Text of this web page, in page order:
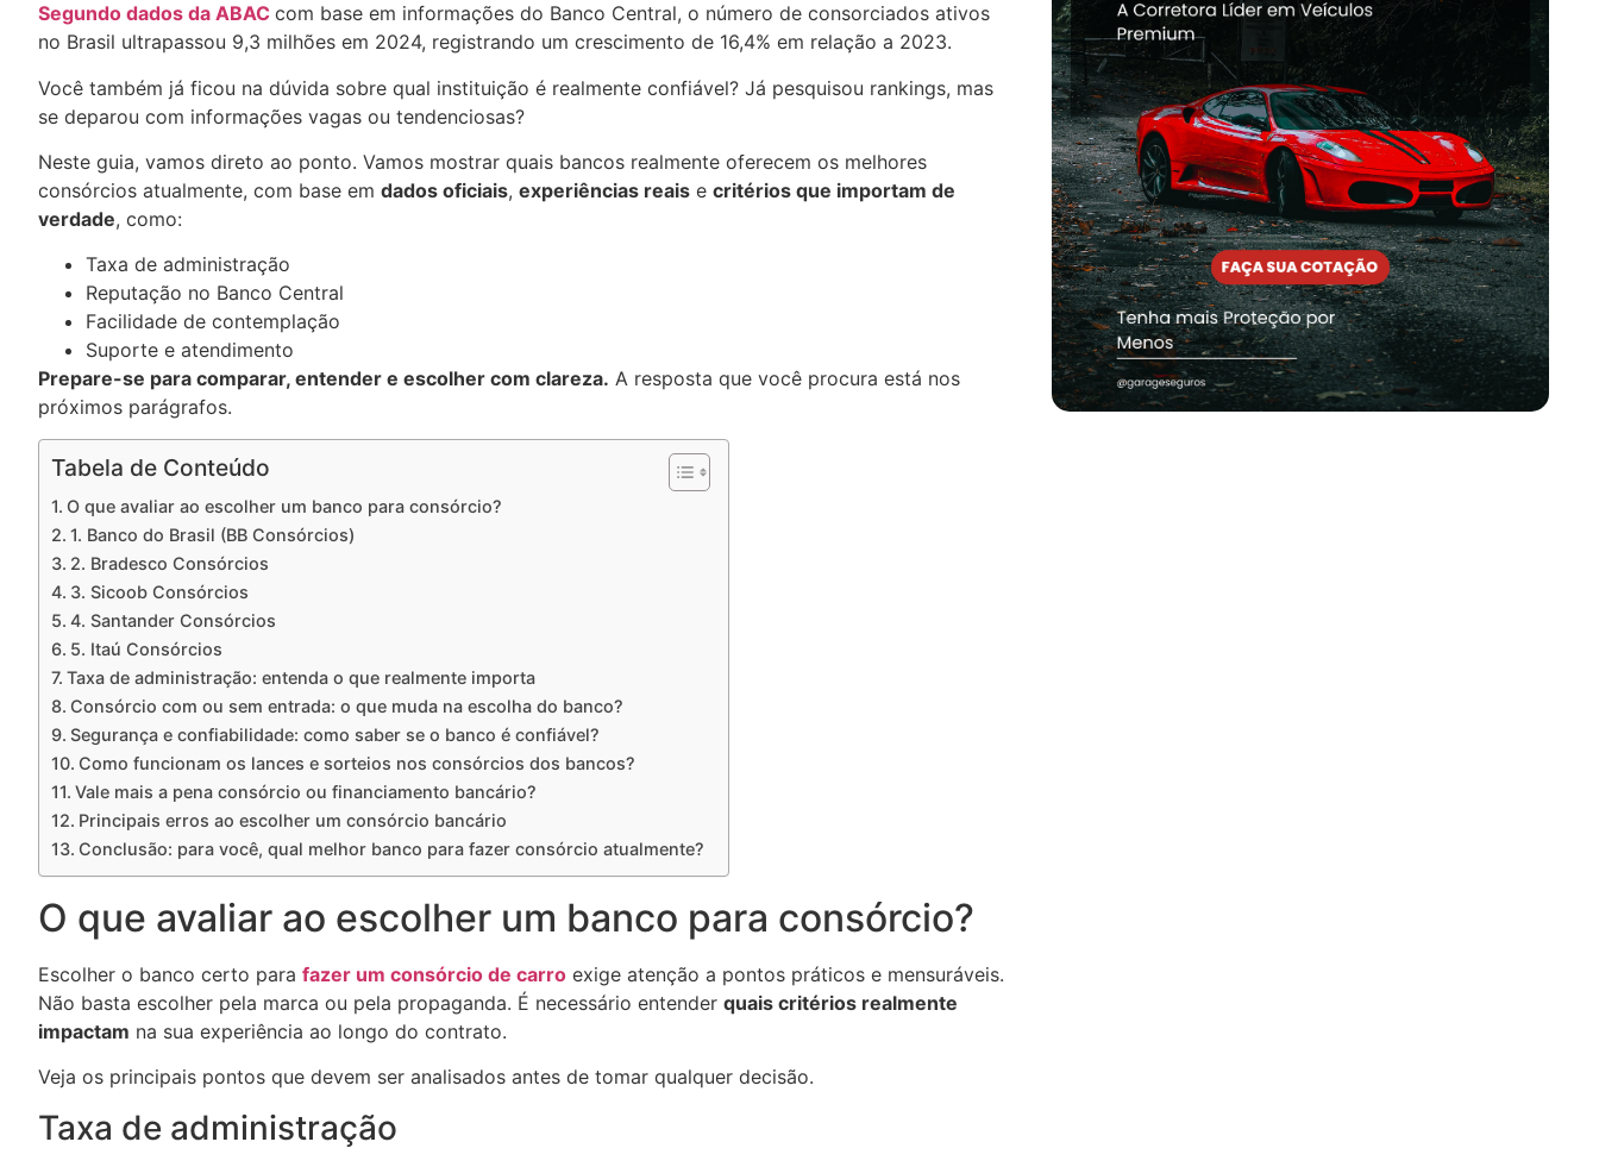
Segundo dados da ABAC com base em informações do Banco Central, o número de consorciados ativos
no Brasil ultrapassou 9,3 milhões em 2024, registrando um crescimento de 16,4% em relação a 2023.
Você também já ficou na dúvida sobre qual instituição é realmente confiável? Já pesquisou rankings, mas
se deparou com informações vagas ou tendenciosas?
Neste guia, vamos direto ao ponto. Vamos mostrar quais bancos realmente oferecem os melhores
consórcios atualmente, com base em dados oficiais, experiências reais e critérios que importam de
verdade, como:
Taxa de administração
Reputação no Banco Central
Facilidade de contemplação
Suporte e atendimento
Prepare-se para comparar, entender e escolher com clareza. A resposta que você procura está nos
próximos parágrafos.
Tabela de Conteúdo
O que avaliar ao escolher um banco para consórcio?
1. Banco do Brasil (BB Consórcios)
2. Bradesco Consórcios
3. Sicoob Consórcios
4. Santander Consórcios
5. Itaú Consórcios
Taxa de administração: entenda o que realmente importa
Consórcio com ou sem entrada: o que muda na escolha do banco?
Segurança e confiabilidade: como saber se o banco é confiável?
Como funcionam os lances e sorteios nos consórcios dos bancos?
Vale mais a pena consórcio ou financiamento bancário?
Principais erros ao escolher um consórcio bancário
Conclusão: para você, qual melhor banco para fazer consórcio atualmente?
O que avaliar ao escolher um banco para consórcio?
Escolher o banco certo para fazer um consórcio de carro exige atenção a pontos práticos e mensuráveis.
Não basta escolher pela marca ou pela propaganda. É necessário entender quais critérios realmente
impactam na sua experiência ao longo do contrato.
Veja os principais pontos que devem ser analisados antes de tomar qualquer decisão.
Taxa de administração